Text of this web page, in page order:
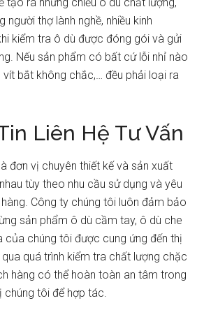
người thợ lành nghề, nhiều kinh
kiểm tra ô dù được đóng gói và gửi
Nếu sản phẩm có bất cứ lỗi nhỉ nào
bắt không chắc,… đều phải loại ra
Liên Hệ Tư Vấn
đơn vị chuyên thiết kế và sản xuất
tùy theo nhu cầu sử dụng và yêu
Công ty chúng tôi luôn đảm bảo
sản phẩm ô dù cầm tay, ô dù che
của chúng tôi được cung ứng đến thị
quá trình kiểm tra chất lượng chặc
hàng có thể hoàn toàn an tâm trong
tôi để hợp tác.